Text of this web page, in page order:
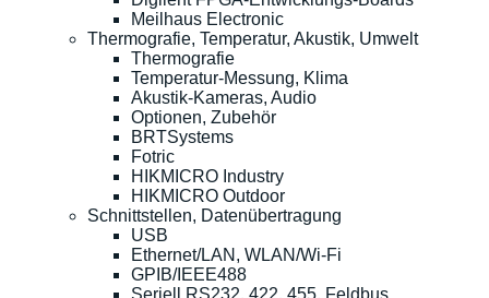
Meilhaus Electronic
Thermografie, Temperatur, Akustik, Umwelt
Thermografie
Temperatur-Messung, Klima
Akustik-Kameras, Audio
Optionen, Zubehör
BRTSystems
Fotric
HIKMICRO Industry
HIKMICRO Outdoor
Schnittstellen, Datenübertragung
USB
Ethernet/LAN, WLAN/Wi-Fi
GPIB/IEEE488
Seriell RS232, 422, 455, Feldbus